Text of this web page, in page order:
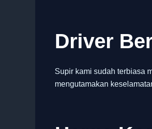
Driver
Supir kami sudah terbiasa
mengutamakan